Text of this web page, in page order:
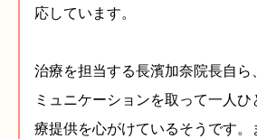
応しています。
治療を担当する長濱加奈院長自ら
ミュニケーションを取って一人
療提供を心がけているそうです。